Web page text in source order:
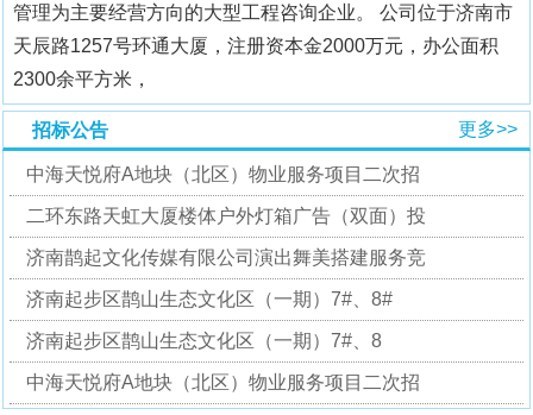
管理为主要经营方向的大型工程咨询企业。 公司位于济南市
天辰路1257号环通大厦，注册资本金2000万元，办公面积
2300余平方米，
更多>>
招标公告
中海天悦府A地块（北区）物业服务项目二次招
二环东路天虹大厦楼体户外灯箱广告（双面）投
济南鹊起文化传媒有限公司演出舞美搭建服务竞
济南起步区鹊山生态文化区（一期）7#、8#
‌济南起步区鹊山生态文化区（一期）7#、8
中海天悦府A地块（北区）物业服务项目二次招